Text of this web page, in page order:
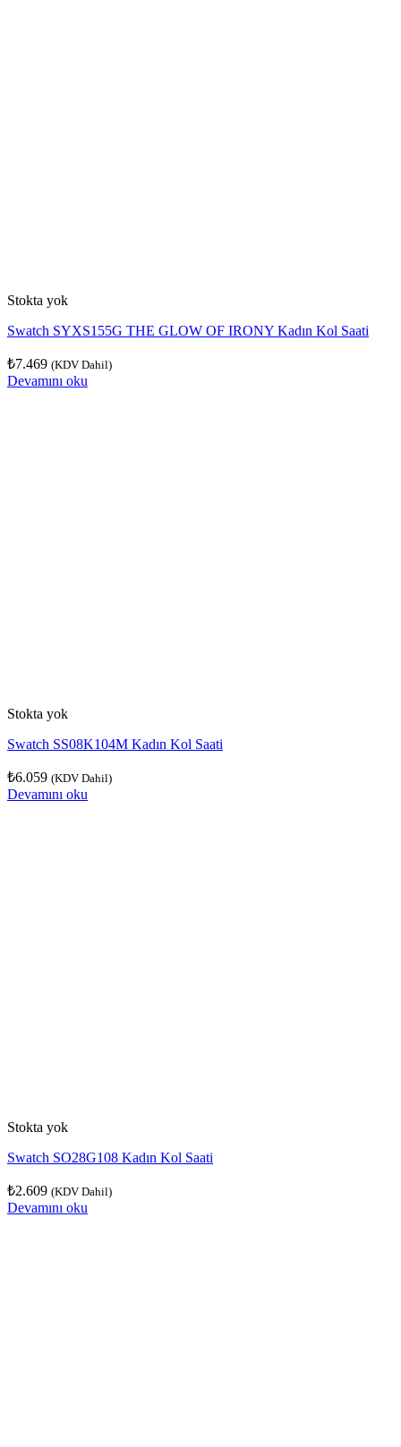
Stokta yok
Swatch SYXS155G THE GLOW OF IRONY Kadın Kol Saati
₺7.469 (KDV Dahil)
Devamını oku
Stokta yok
Swatch SS08K104M Kadın Kol Saati
₺6.059 (KDV Dahil)
Devamını oku
Stokta yok
Swatch SO28G108 Kadın Kol Saati
₺2.609 (KDV Dahil)
Devamını oku